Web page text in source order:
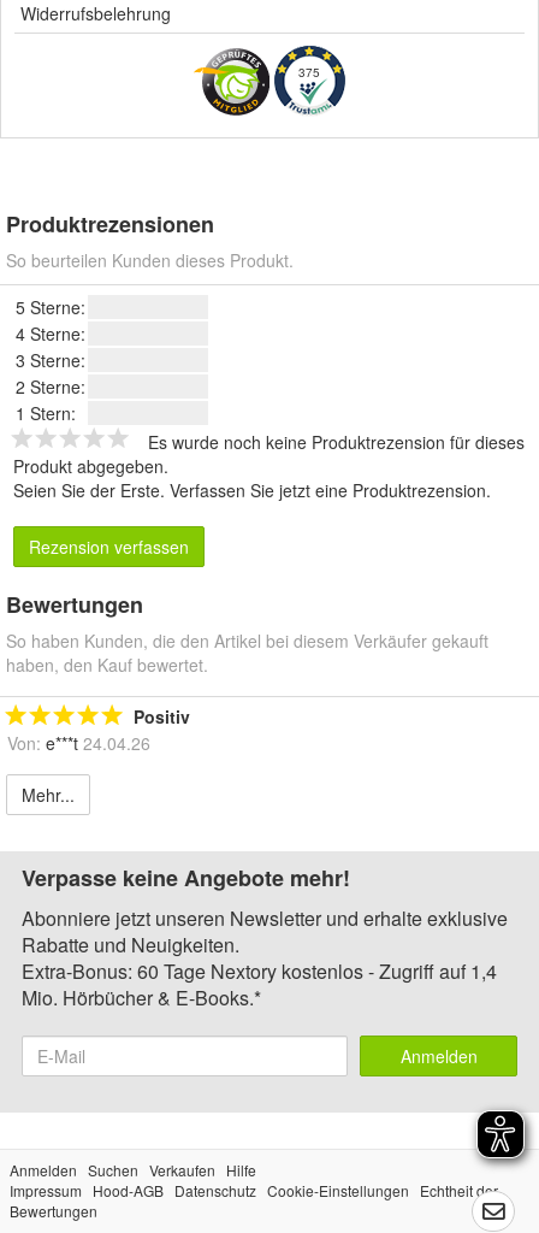
Widerrufsbelehrung
375
Produktrezensionen
So beurteilen Kunden dieses Produkt.
5 Sterne:
4 Sterne:
3 Sterne:
2 Sterne:
1 Stern:
Es wurde noch keine Produktrezension für dieses
Produkt abgegeben.
Seien Sie der Erste. Verfassen Sie jetzt eine Produktrezension.
Rezension verfassen
Bewertungen
So haben Kunden, die den Artikel bei diesem Verkäufer gekauft
haben, den Kauf bewertet.
Positiv
Von: e***t 24.04.26
Mehr...
Verpasse keine Angebote mehr!
Abonniere jetzt unseren Newsletter und erhalte exklusive
Rabatte und Neuigkeiten.
Extra-Bonus: 60 Tage Nextory kostenlos - Zugriff auf 1,4
Mio. Hörbücher & E-Books.*
Anmelden
Anmelden Suchen Verkaufen
Hilfe
Impressum
Hood-AGB Datenschutz Cookie-Einstellungen
Echtheit der
Bewertungen